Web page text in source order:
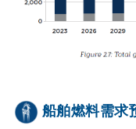
船舶燃料需求